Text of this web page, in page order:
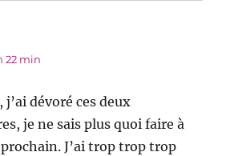
22 min
j’ai dévoré ces deux
je ne sais plus quoi faire à
J’ai trop trop trop